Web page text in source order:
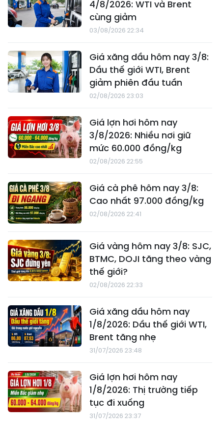
4/8/2026: WTI và Brent
cùng giảm
03/08/2026 22:34
Giá xăng dầu hôm nay 3/8:
Dầu thế giới WTI, Brent
giảm phiên đầu tuần
02/08/2026 23:03
Giá lợn hơi hôm nay
3/8/2026: Nhiều nơi giữ
mức 60.000 đồng/kg
02/08/2026 22:55
Giá cà phê hôm nay 3/8:
Cao nhất 97.000 đồng/kg
02/08/2026 22:41
Giá vàng hôm nay 3/8: SJC,
BTMC, DOJI tăng theo vàng
thế giới?
02/08/2026 22:33
Giá xăng dầu hôm nay
1/8/2026: Dầu thế giới WTI,
Brent tăng nhẹ
31/07/2026 23:48
Giá lợn hơi hôm nay
1/8/2026: Thị trường tiếp
tục đi xuống
31/07/2026 23:37